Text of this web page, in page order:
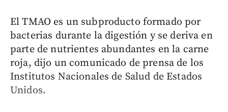
El TMAO es un subproducto formado por
bacterias durante la digestión y se deriva en
parte de nutrientes abundantes en la carne
roja, dijo un comunicado de prensa de los
Institutos Nacionales de Salud de Estados
Unidos.